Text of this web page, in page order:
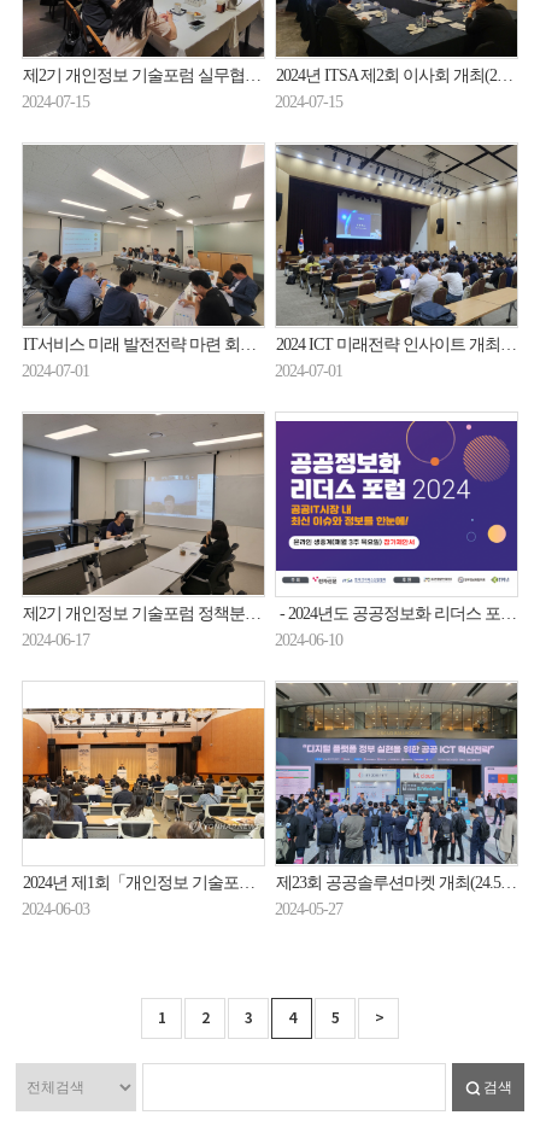
제2기 개인정보 기술포럼 실무협의회 개최(24.07.11.)
2024-07-15
2024년 ITSA 제2회 이사회 개최(24.07.10.)
2024-07-15
IT서비스 미래 발전전략 마련 회의 개최(24.6.25.)
2024-07-01
2024 ICT 미래전략 인사이트 개최(24.6.27.)
2024-07-01
제2기 개인정보 기술포럼 정책분과 분과위원회 개최(24.6.10.)
2024-06-17
- 2024년도 공공정보화 리더스 포럼(공공SW사업 발주자 온라인 세미나) 참여기업 모집(상시)
2024-06-10
2024년 제1회「개인정보 기술포럼 」세미나 개최 (24.5.30.)
2024-06-03
제23회 공공솔루션마켓 개최(24.5.24.)
2024-05-27
1 2 3 4 5 >
검색